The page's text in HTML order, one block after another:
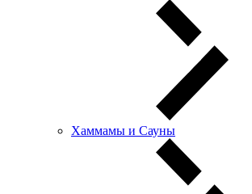
Хаммамы и Сауны